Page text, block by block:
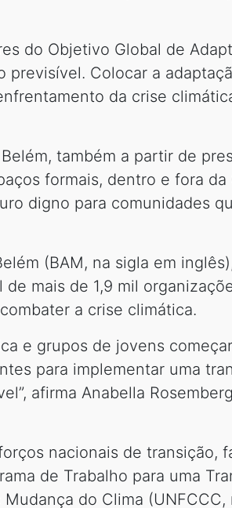
do Objetivo Global de
Colocar a
da crise
também a partir de
formais, dentro e fora da
digno para comunidades
(BAM, na sigla em
mais de 1,9 mil
a crise climática.
e grupos de jovens
para implementar uma
afirma Anabella
nacionais de transição,
de Trabalho para uma
do Clima (UNFCCC,